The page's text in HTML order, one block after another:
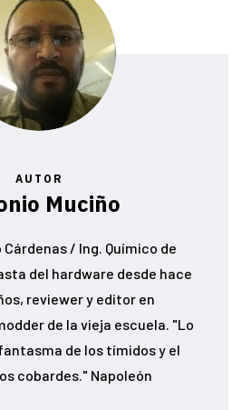
AUTOR
Muciño
/ Ing. Químico de
del hardware desde hace
reviewer y editor en
de la vieja escuela. "Lo
de los tímidos y el
cobardes." Napoleón